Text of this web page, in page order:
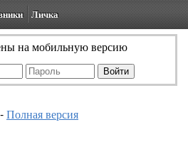
Личка
на мобильную версию
-Полная версия